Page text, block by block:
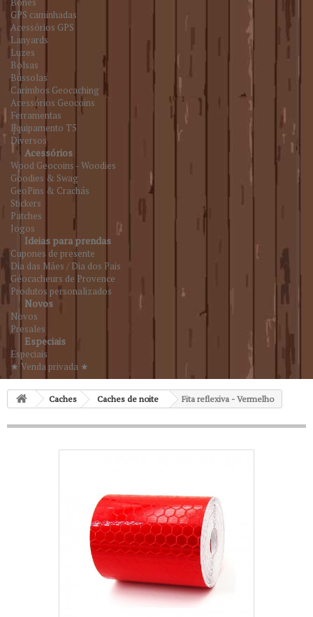
GPS caminhadas
Acessórios GPS
Lanyards
Luzes
Bolsas
Bússolas
Carimbos Geocaching
Acessórios Geocoins
Ferramentas
Equipamento T5
Diversos
Acessórios
Wood Geocoins - Woodies
Goodies & Swag
GeoPins & Crachás
Stickers
Patches
Jogos
Ideias para prendas
Cupones de presente
Dia das Mães / Dia dos Pais
Géocacheurs de Provence
Produtos personalizados
Novos
Novos
Presales
Especiais
Especiais
★ Venda privada ★
Caches Caches de noite Fita reflexiva - Vermelho